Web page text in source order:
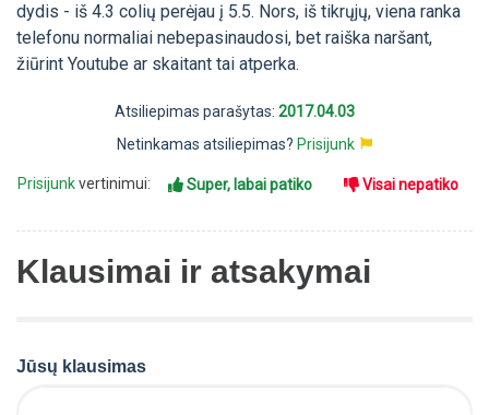
dydis - iš 4.3 colių perėjau į 5.5. Nors, iš tikrųjų, viena ranka
telefonu normaliai nebepasinaudosi, bet raiška naršant,
žiūrint Youtube ar skaitant tai atperka.
Atsiliepimas parašytas: 2017.04.03
Netinkamas atsiliepimas? Prisijunk
Prisijunkvertinimui: Super, labai patiko Visai nepatiko
Klausimai ir atsakymai
Jūsų klausimas